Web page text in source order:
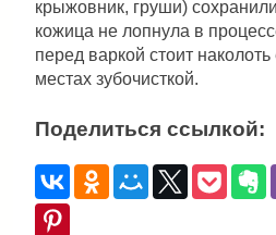
крыжовник, груши)
кожица не лопнула в
перед варкой стоит
местах зубочисткой.
Поделиться ссылкой: